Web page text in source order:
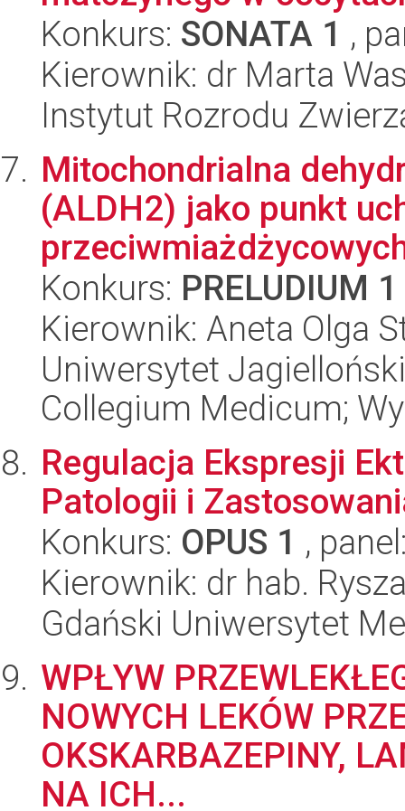
Konkurs: SONATA 1 ,
Kierownik: dr Marta
Instytut Rozrodu
Mitochondrialna
(ALDH2) jako punkt
Konkurs: PRELUDIUM 1
Kierownik: Aneta Olga
Uniwersytet
Collegium Medicum;
Regulacja Ekspresji
Patologii i
Konkurs: OPUS 1 ,
Kierownik: dr hab.
Gdański Uniwersytet
WPŁYW
NOWYCH LEKÓW
OKSKARBAZEPINY,
NA ICH...